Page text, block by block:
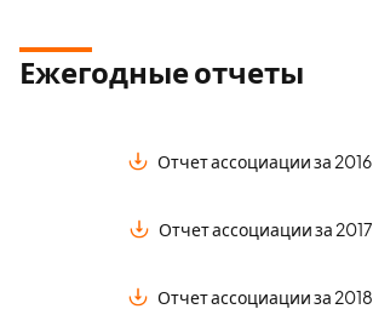
Ежегодные отчеты
Отчет ассоциации за 2016
Отчет ассоциации за 2017
Отчет ассоциации за 2018